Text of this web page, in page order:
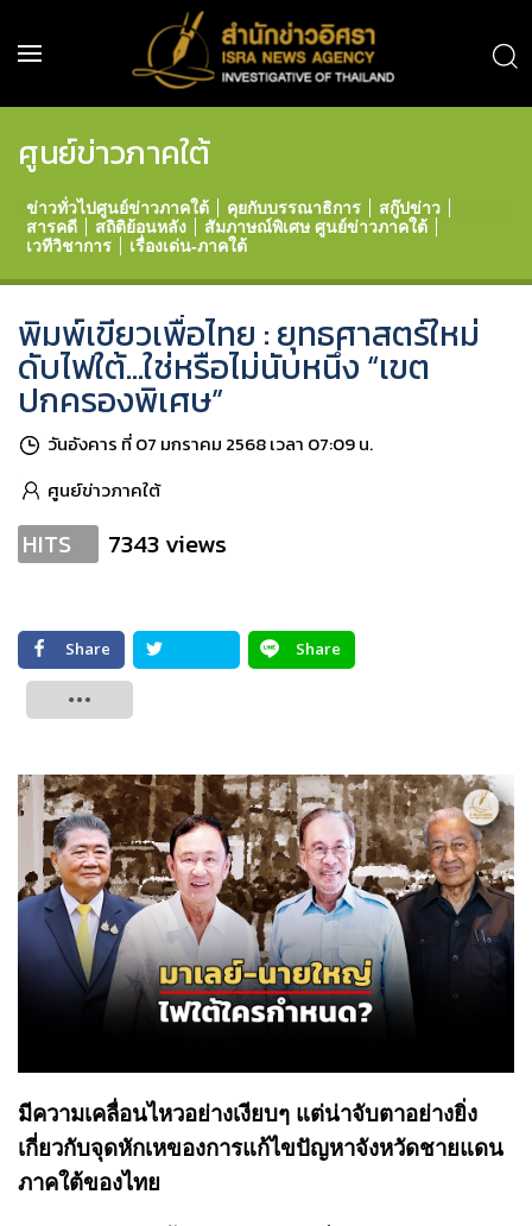
ศูนย์ข่าวภาคใต้
ข่าวทั่วไปศูนย์ข่าวภาคใต้ คุยกับบรรณาธิการ
สกู๊ปข่าว
สารคดี
สถิติย้อนหลัง
สัมภาษณ์พิเศษ ศูนย์ข่าวภาคใต้
เวทีวิชาการ
เรื่องเด่น-ภาคใต้
พิมพ์เขียวเพื่อไทย : ยุทธศาสตร์ใหม่
ดับไฟใต้...ใช่หรือไม่นับหนึ่ง “เขต
ปกครองพิเศษ”
วันอังคาร ที่ 07 มกราคม 2568 เวลา 07:09 น.
ศูนย์ข่าวภาคใต้
HITS 7343 views
Share
Share
มีความเคลื่อนไหวอย่างเงียบๆ แต่น่าจับตาอย่างยิ่ง
เกี่ยวกับจุดหักเหของการแก้ไขปัญหาจังหวัดชายแดน
ภาคใต้ของไทย